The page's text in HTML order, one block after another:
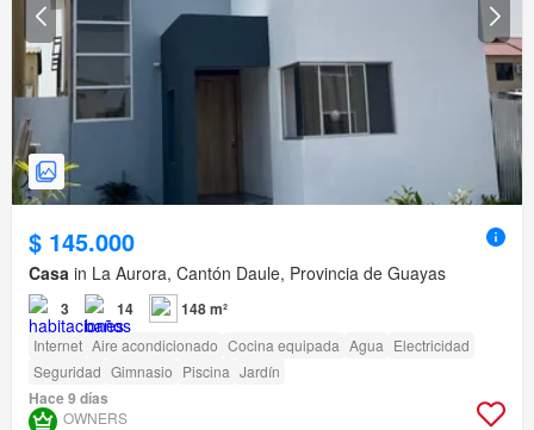
$ 145.000
Casa in La Aurora, Cantón Daule, Provincia de Guayas
3 14 148 m²
Internet Aire acondicionado Cocina equipada Agua Electricidad
Seguridad Gimnasio Piscina Jardín
Hace 9 días
OWNERS